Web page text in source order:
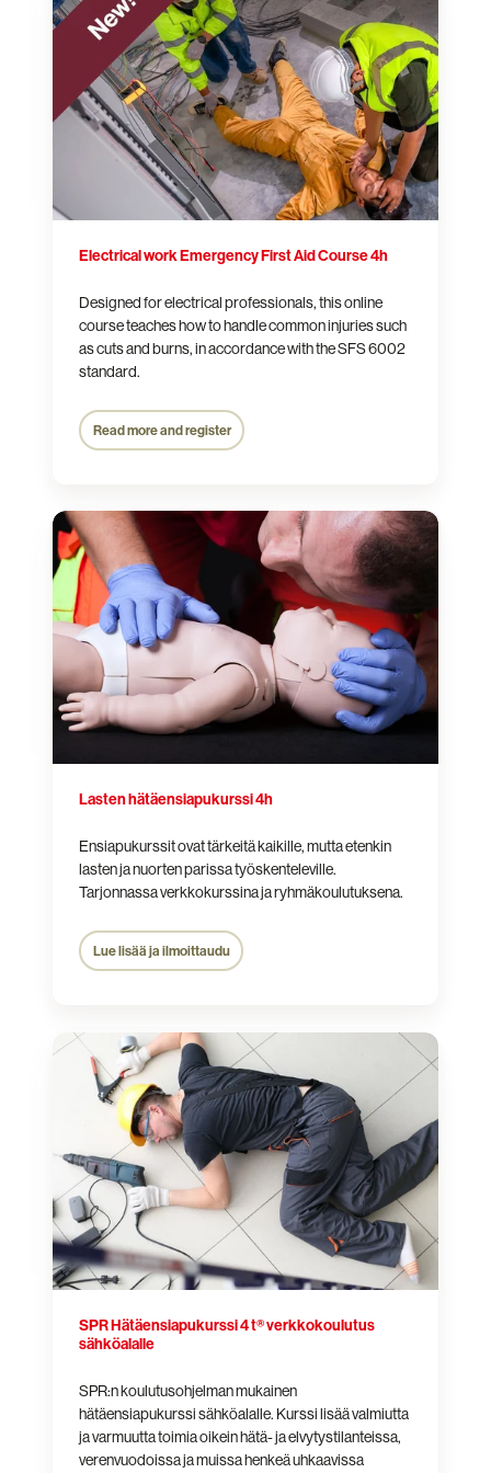
Emergency
Course
4h
Electrical work Emergency First Aid Course 4h
Designed for electrical professionals, this online
course teaches how to handle common injuries such
as cuts and burns, in accordance with the SFS 6002
standard.
Read more and register
Lasten
hätäensiapukurssi
4h
Lasten hätäensiapukurssi 4h
Ensiapukurssit ovat tärkeitä kaikille, mutta etenkin
lasten ja nuorten parissa työskenteleville.
Tarjonnassa verkkokurssina ja ryhmäkoulutuksena.
Lue lisää ja ilmoittaudu
SPR
Hätäensiapukurssi
verkkokoulutus
sähköalalle
SPR Hätäensiapukurssi 4 t® verkkokoulutus
sähköalalle
SPR:n koulutusohjelman mukainen
hätäensiapukurssi sähköalalle. Kurssi lisää valmiutta
ja varmuutta toimia oikein hätä- ja elvytystilanteissa,
verenvuodoissa ja muissa henkeä uhkaavissa